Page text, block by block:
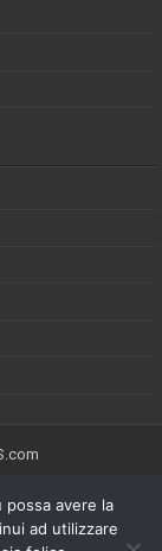
stampa n.08/2012
avere la
ad utilizzare